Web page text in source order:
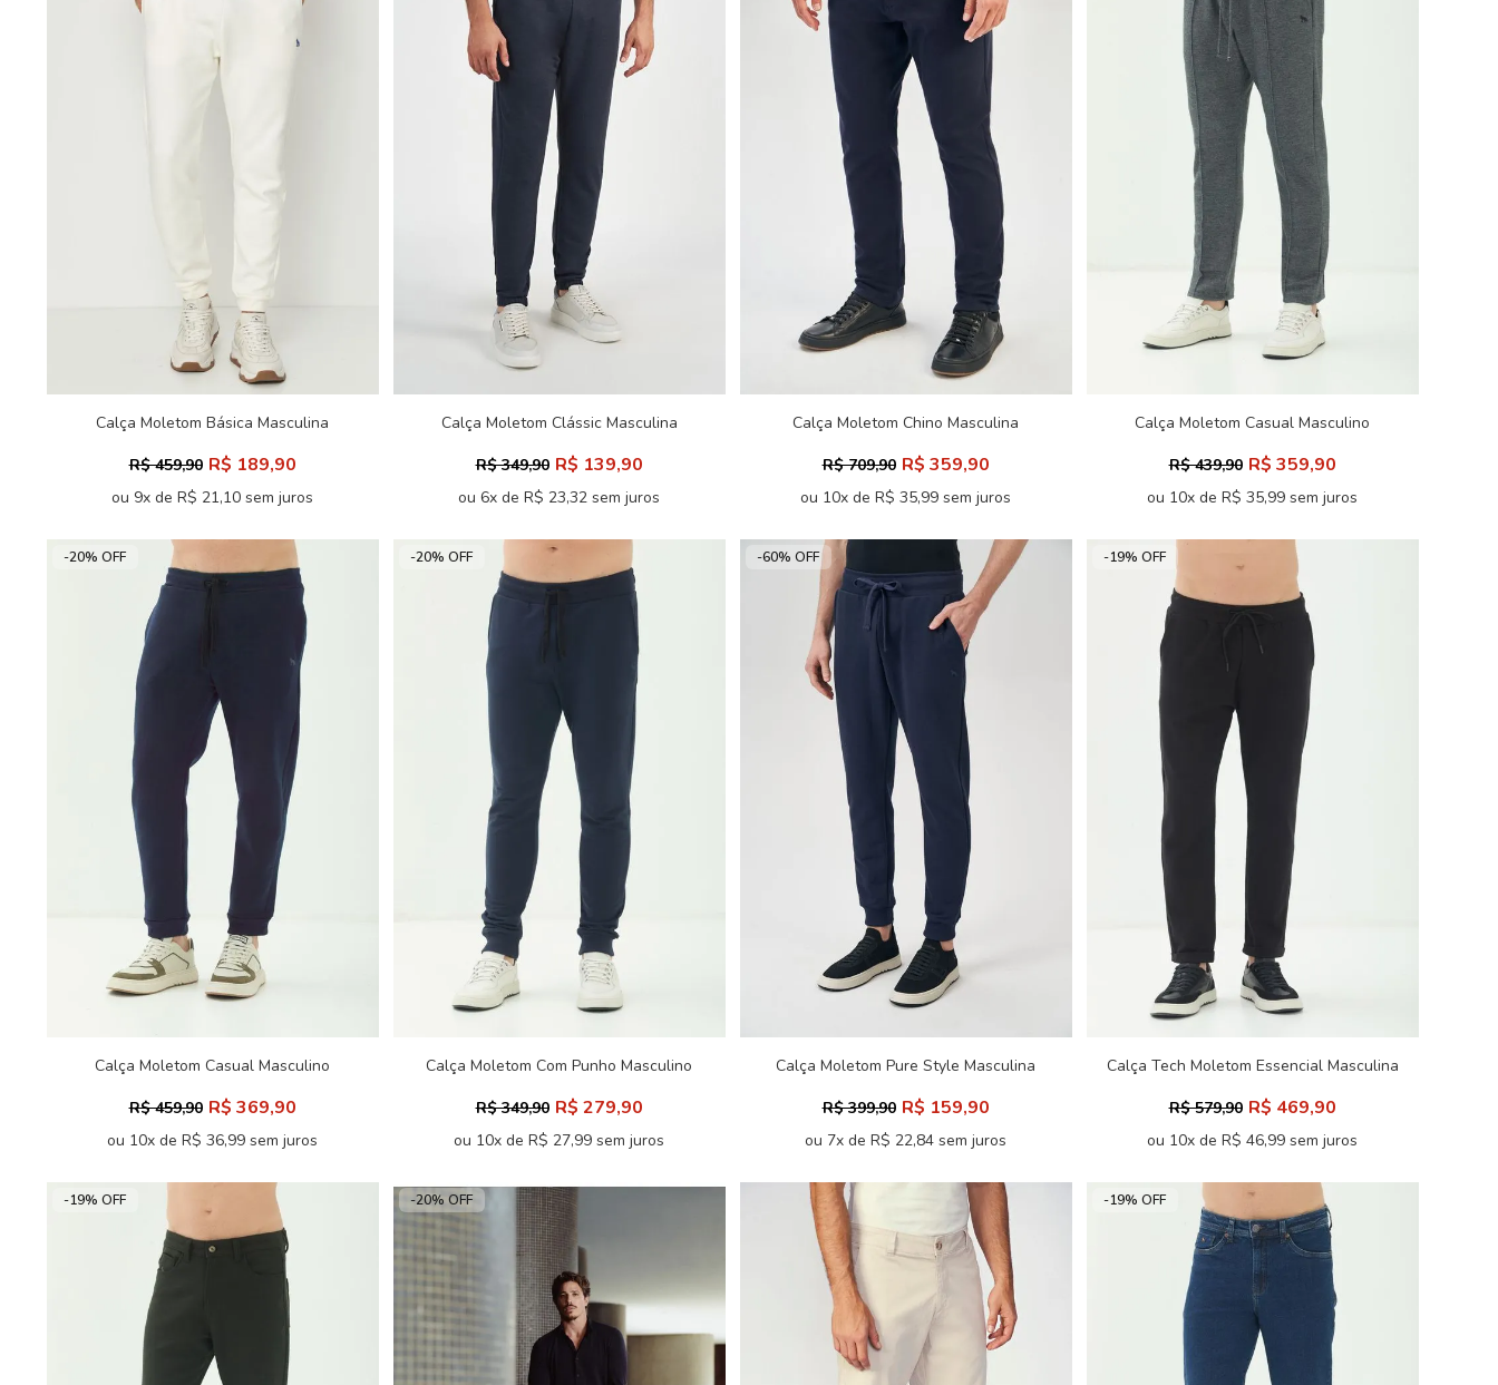
Calça Moletom Básica Masculina
R$ 459,90 R$ 189,90
ou 9x de R$ 21,10 sem juros
Calça Moletom Clássic Masculina
R$ 349,90 R$ 139,90
ou 6x de R$ 23,32 sem juros
Calça Moletom Chino Masculina
R$ 709,90 R$ 359,90
ou 10x de R$ 35,99 sem juros
Calça Moletom Casual Masculino
R$ 439,90 R$ 359,90
ou 10x de R$ 35,99 sem juros
-20% OFF
Calça Moletom Casual Masculino
R$ 459,90 R$ 369,90
ou 10x de R$ 36,99 sem juros
-20% OFF
Calça Moletom Com Punho Masculino
R$ 349,90 R$ 279,90
ou 10x de R$ 27,99 sem juros
-60% OFF
Calça Moletom Pure Style Masculina
R$ 399,90 R$ 159,90
ou 7x de R$ 22,84 sem juros
-19% OFF
Calça Tech Moletom Essencial Masculina
R$ 579,90 R$ 469,90
ou 10x de R$ 46,99 sem juros
-19% OFF -20% OFF -19% OFF